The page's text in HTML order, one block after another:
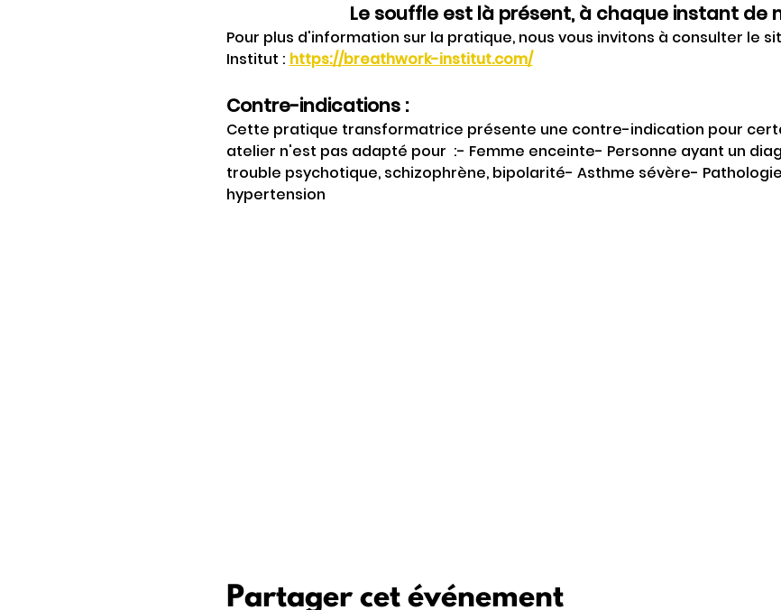
Le souffle est là présent, à chaque instant de
Pour plus d'information sur la pratique, nous vous invitons à consulter le
Institut : https://breathwork-institut.com/
Contre-indications :
Cette pratique transformatrice présente une contre-indication pour
atelier n'est pas adapté pour  :- Femme enceinte- Personne ayant un
trouble psychotique, schizophrène, bipolarité- Asthme sévère-
hypertension
Partager cet événement